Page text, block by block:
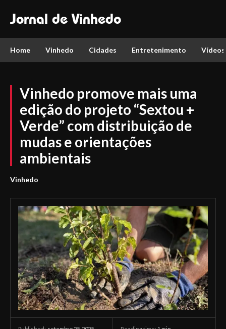
Jornal de Vinhedo
Home Vinhedo Cidades Entretenimento Vídeos
Vinhedo promove mais uma
edição do projeto “Sextou +
Verde” com distribuição de
mudas e orientações
ambientais
Vinhedo